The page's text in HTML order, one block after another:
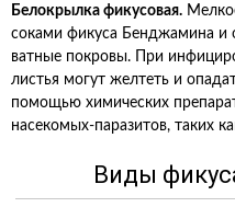
Белокрылка фикусовая.
соками фикуса Бенджамина и
ватные покровы. При
листья могут желтеть и
помощью химических
насекомых-паразитов, таких
Виды